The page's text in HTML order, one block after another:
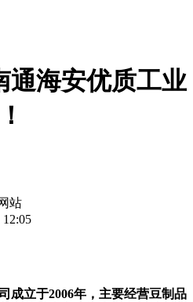
通海安优质工业
站
12:05
立于2006年，主要经营豆制品